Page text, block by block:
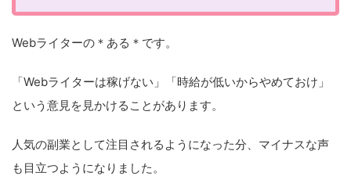
Webライターの＊ある＊です。
「Webライターは稼げない」「時給が低いからやめておけ」
という意見を見かけることがあります。
人気の副業として注目されるようになった分、マイナスな声
も目立つようになりました。